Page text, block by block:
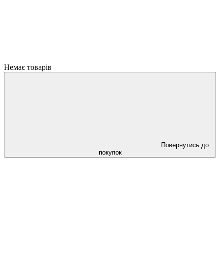
Немає товарів
Повернутись до
покупок